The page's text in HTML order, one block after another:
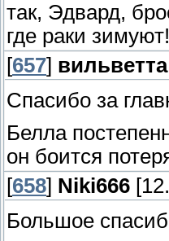
так, Эдвард,
где раки
[657] вильветта
Спасибо за
Белла
он боится
[658] Niki666
Большое